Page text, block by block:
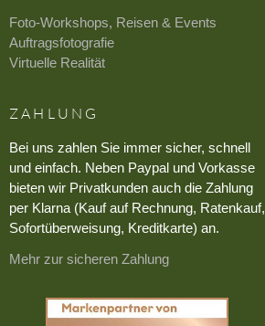
Foto-Workshops, Reisen & Events
Auftragsfotografie
Virtuelle Realität
ZAHLUNG
Bei uns zahlen Sie immer sicher, schnell
und einfach. Neben Paypal und Vorkasse
bieten wir Privatkunden auch die Zahlung
per Klarna (Kauf auf Rechnung, Ratenkauf,
Sofortüberweisung, Kreditkarte) an.
Mehr zur sicheren Zahlung